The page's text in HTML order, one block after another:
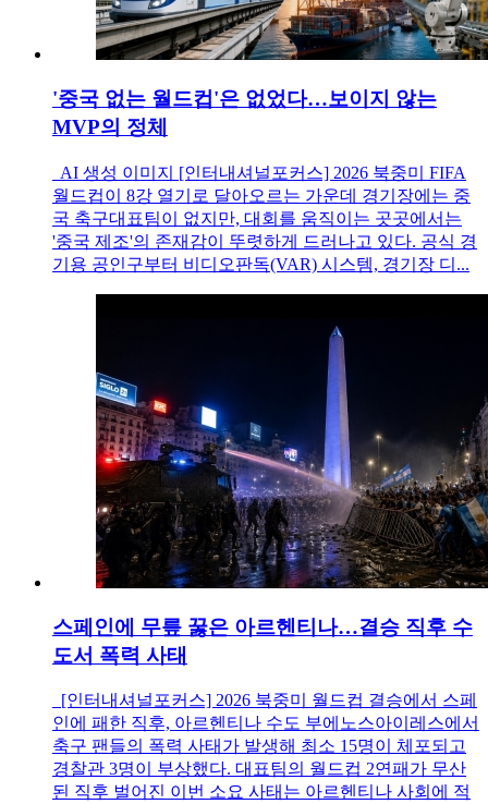
'중국 없는 월드컵'은 없었다…보이지 않는
MVP의 정체
AI 생성 이미지 [인터내셔널포커스] 2026 북중미 FIFA
월드컵이 8강 열기로 달아오르는 가운데 경기장에는 중
국 축구대표팀이 없지만, 대회를 움직이는 곳곳에서는
'중국 제조'의 존재감이 뚜렷하게 드러나고 있다. 공식 경
기용 공인구부터 비디오판독(VAR) 시스템, 경기장 디...
스페인에 무릎 꿇은 아르헨티나…결승 직후 수
도서 폭력 사태
[인터내셔널포커스] 2026 북중미 월드컵 결승에서 스페
인에 패한 직후, 아르헨티나 수도 부에노스아이레스에서
축구 팬들의 폭력 사태가 발생해 최소 15명이 체포되고
경찰관 3명이 부상했다. 대표팀의 월드컵 2연패가 무산
된 직후 벌어진 이번 소요 사태는 아르헨티나 사회에 적